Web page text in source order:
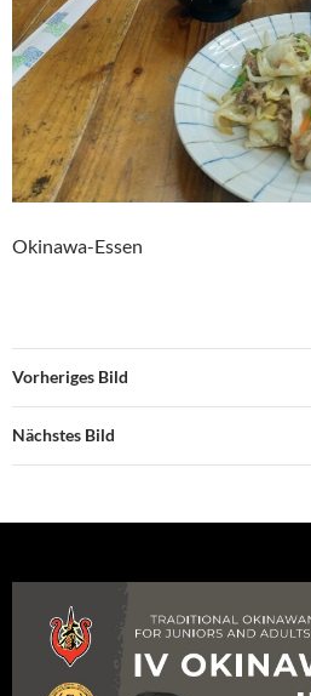
Okinawa-Essen
Vorheriges Bild
Nächstes Bild